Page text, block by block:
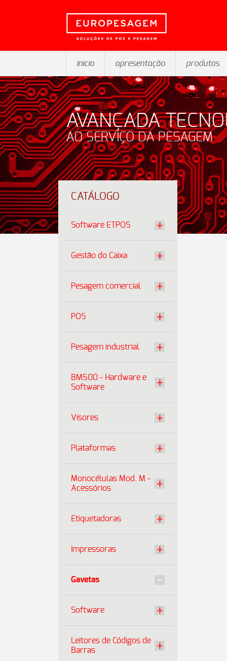
inicio apresentação produtos
AVANÇADA
AO SERVIÇO DA PESAGEM
CATÁLOGO
Software ETPOS
Gestão do Caixa
Pesagem comercial
POS
Pesagem industrial
BM500 - Hardware e
Software
Visores
Plataformas
Monocélulas Mod. M -
Acessórios
Etiquetadoras
Impressoras
Gavetas
Software
Leitores de Códigos de
Barras